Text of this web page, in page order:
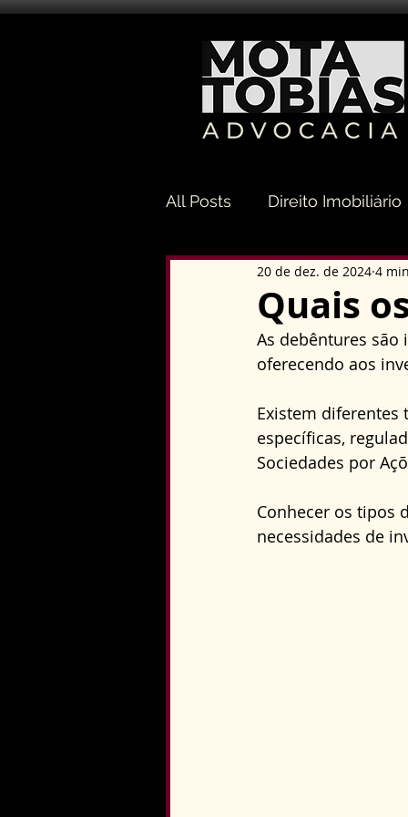
All Posts Direito Imobiliário
Direito Sucessório
Direito Tributário
Direito Constitucional
Quais
20 de dez. de 2024 4
As debêntures
oferecendo aos
Existem
específicas,
Sociedades por
Conhecer os tipos
necessidades de